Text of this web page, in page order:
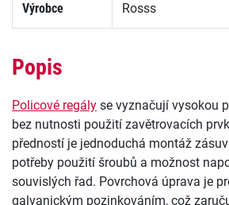
Výrobce Rosss
Popis
Policové regály se vyznačují vysokou
bez nutnosti použití zavětrovacích
předností je jednoduchá montáž
potřeby použití šroubů a možnost
souvislých řad. Povrchová úprava je
galvanickým pozinkováním, což